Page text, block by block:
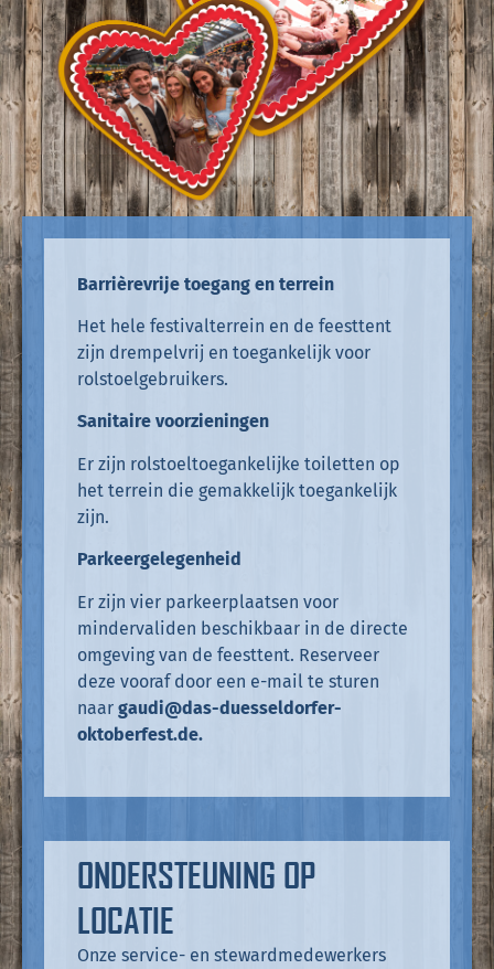
Barrièrevrije toegang en terrein
Het hele festivalterrein en de feesttent
zijn drempelvrij en toegankelijk voor
rolstoelgebruikers.
Sanitaire voorzieningen
Er zijn rolstoeltoegankelijke toiletten op
het terrein die gemakkelijk toegankelijk
zijn.
Parkeergelegenheid
Er zijn vier parkeerplaatsen voor
mindervaliden beschikbaar in de directe
omgeving van de feesttent. Reserveer
deze vooraf door een e-mail te sturen
naar gaudi@das-duesseldorfer-
oktoberfest.de.
ONDERSTEUNING OP
LOCATIE
Onze service- en stewardmedewerkers